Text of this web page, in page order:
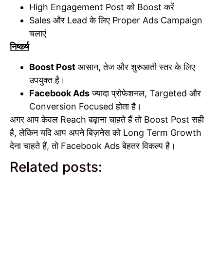
High Engagement Post को Boost करें
Sales और Lead के लिए Proper Ads Campaign
चलाएं
निष्कर्ष
Boost Post आसान, तेज और शुरुआती स्तर के लिए
उपयुक्त है।
Facebook Adsज्यादा प्रोफेशनल, Targeted और
Conversion Focused होता है।
अगर आप केवल Reach बढ़ाना चाहते हैं तो Boost Post सही
है, लेकिन यदि आप अपने बिज़नेस को Long Term Growth
देना चाहते हैं, तो Facebook Ads बेहतर विकल्प है।
Related posts: